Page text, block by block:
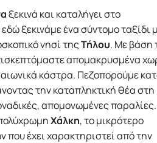
ξεκινά και καταλήγει στο
ξεκινάμε ένα σύντομο ταξίδι
νησί τηςΤήλου. Με βάση
απομακρυσμένα
κάστρα. Πεζοπορούμε
την καταπληκτική θέα στη
απομονωμένες παραλίες.
Χάλκη, το μικρότερο
έχει χαρακτηριστεί από την